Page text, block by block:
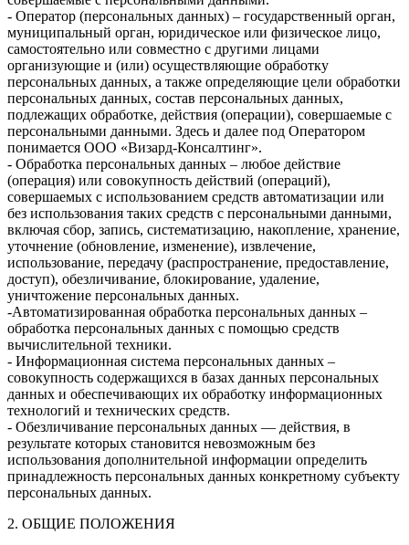
- Оператор (персональных данных) – государственный орган,
муниципальный орган, юридическое или физическое лицо,
самостоятельно или совместно с другими лицами
организующие и (или) осуществляющие обработку
персональных данных, а также определяющие цели обработки
персональных данных, состав персональных данных,
подлежащих обработке, действия (операции), совершаемые с
персональными данными. Здесь и далее под Оператором
понимается ООО «Визард-Консалтинг».
- Обработка персональных данных – любое действие
(операция) или совокупность действий (операций),
совершаемых с использованием средств автоматизации или
без использования таких средств с персональными данными,
включая сбор, запись, систематизацию, накопление, хранение,
уточнение (обновление, изменение), извлечение,
использование, передачу (распространение, предоставление,
доступ), обезличивание, блокирование, удаление,
уничтожение персональных данных.
-Автоматизированная обработка персональных данных –
обработка персональных данных с помощью средств
вычислительной техники.
- Информационная система персональных данных –
совокупность содержащихся в базах данных персональных
данных и обеспечивающих их обработку информационных
технологий и технических средств.
- Обезличивание персональных данных — действия, в
результате которых становится невозможным без
использования дополнительной информации определить
принадлежность персональных данных конкретному субъекту
персональных данных.
2. ОБЩИЕ ПОЛОЖЕНИЯ